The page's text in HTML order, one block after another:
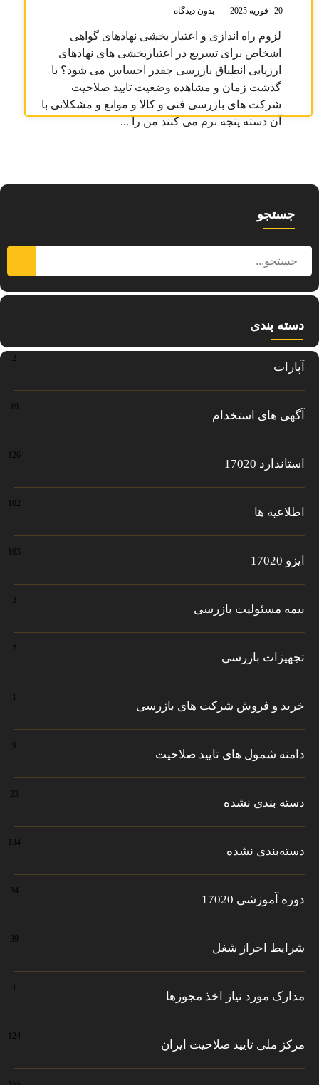
20 فوریه 2025 بدون دیدگاه
لزوم راه اندازی و اعتبار بخشی نهادهای گواهی
اشخاص برای تسریع در اعتباربخشی های نهادهای
ارزیابی انطباق بازرسی چقدر احساس می شود؟ با
گذشت زمان و مشاهده وضعیت تایید صلاحیت
شرکت های بازرسی فنی و کالا و موانع و مشکلاتی با
آن دسته پنجه نرم می کنند من را ...
جستجو
دسته بندی
آپارات
2
آگهی های استخدام
19
استاندارد 17020
126
اطلاعیه ها
102
ایزو 17020
163
بیمه مسئولیت بازرسی
3
تجهیزات بازرسی
7
خرید و فروش شرکت های بازرسی
دامنه شمول های تایید صلاحیت
9
دسته بندی نشده
23
دسته‌بندی نشده
134
دوره آموزشی 17020
34
شرایط احراز شغل
39
مدارک مورد نیاز اخذ مجوزها
مرکز ملی تایید صلاحیت ایران
124